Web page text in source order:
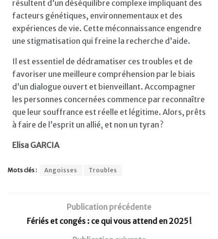
résultent d’un déséquilibre complexe impliquant des
facteurs génétiques, environnementaux et des
expériences de vie. Cette méconnaissance engendre
une stigmatisation qui freine la recherche d’aide.
Il est essentiel de dédramatiser ces troubles et de
favoriser une meilleure compréhension par le biais
d’un dialogue ouvert et bienveillant. Accompagner
les personnes concernées commence par reconnaître
que leur souffrance est réelle et légitime. Alors, prêts
à faire de l’esprit un allié, et non un tyran ?
Elisa GARCIA
Mots clés : Angoisses Troubles
Publication précédente
Fériés et congés : ce qui vous attend en 2025 !